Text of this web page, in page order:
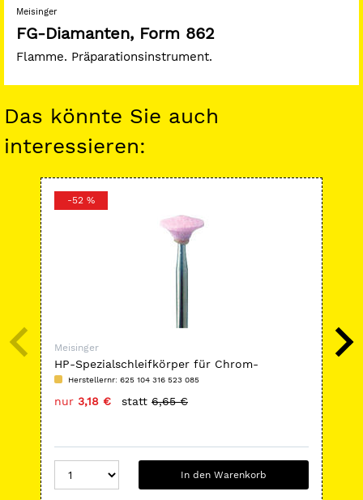
Meisinger
FG-Diamanten, Form 862
Flamme. Präparationsinstrument.
Das könnte Sie auch
interessieren:
-52 %
Meisinger
HP-Spezialschleifkörper für Chrom-
Kobaltlegierungen, rosa, Form 734
Herstellernr: 625 104 316 523 085
nur 3,18 € statt 6,65 €
In den Warenkorb